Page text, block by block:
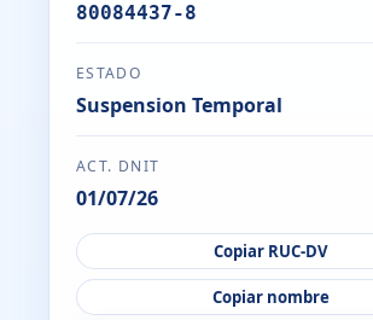
80084437-8
ESTADO
Suspension Temporal
ACT. DNIT
01/07/26
Copiar RUC-DV
Copiar nombre